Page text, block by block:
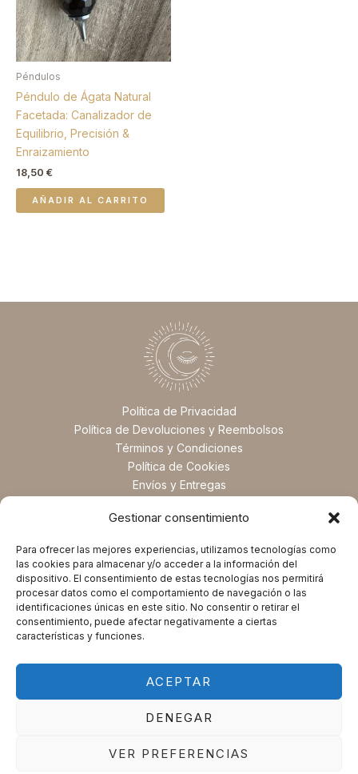
Gestionar consentimiento
Para ofrecer las mejores experiencias, utilizamos tecnologías como
las cookies para almacenar y/o acceder a la información del
dispositivo. El consentimiento de estas tecnologías nos permitirá
procesar datos como el comportamiento de navegación o las
identificaciones únicas en este sitio. No consentir o retirar el
consentimiento, puede afectar negativamente a ciertas
características y funciones.
ACEPTAR
DENEGAR
VER PREFERENCIAS
Péndulos
Péndulo de Ágata Natural
Facetada: Canalizador de
Equilibrio, Precisión &
Enraizamiento
18,50 €
AÑADIR AL CARRITO
Política de Privacidad
Política de Devoluciones y Reembolsos
Términos y Condiciones
Política de Cookies
Envíos y Entregas
Spirituals.